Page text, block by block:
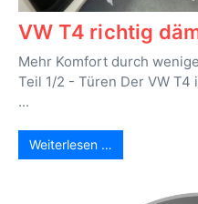
VW T4 richtig
Mehr Komfort durch
Teil 1/2 - Türen Der VW
...
Weiterlesen …